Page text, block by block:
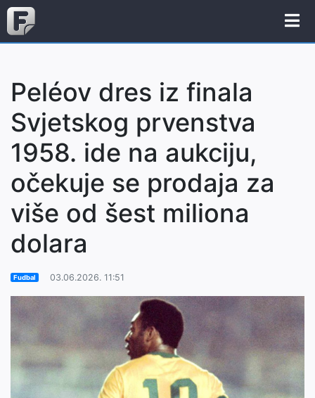
Peléov dres iz finala
Svjetskog prvenstva
1958. ide na aukciju,
očekuje se prodaja za
više od šest miliona
dolara
Fudbal 03.06.2026. 11:51